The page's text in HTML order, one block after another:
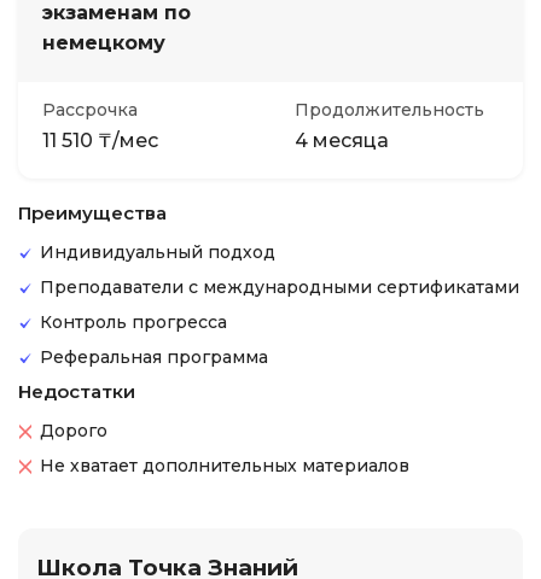
экзаменам по
немецкому
Рассрочка
11 510 ₸/мес
Продолжительность
4 месяца
Преимущества
Индивидуальный подход
Преподаватели с международными сертификатами
Контроль прогресса
Реферальная программа
Недостатки
Дорого
Не хватает дополнительных материалов
Школа Точка Знаний